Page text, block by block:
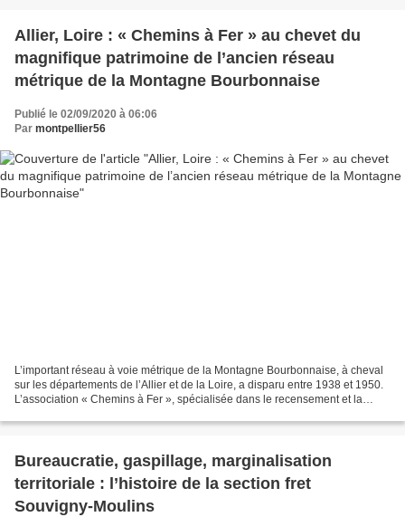
Allier, Loire : « Chemins à Fer » au chevet du
magnifique patrimoine de l’ancien réseau
métrique de la Montagne Bourbonnaise
Publié le 02/09/2020 à 06:06
Par montpellier56
L’important réseau à voie métrique de la Montagne Bourbonnaise, à cheval
sur les départements de l’Allier et de la Loire, a disparu entre 1938 et 1950.
L’association « Chemins à Fer », spécialisée dans le recensement et la
Bureaucratie, gaspillage, marginalisation
territoriale : l’histoire de la section fret
Souvigny-Moulins